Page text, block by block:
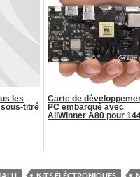
les
titré
Carte de
PC embarqué avec
AllWinner A80 pour